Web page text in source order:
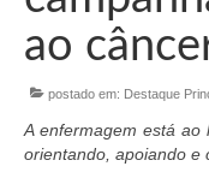
Câmaras
Carta de
ao
postado em: Destaque
A enfermagem está ao
orientando, apoiando e